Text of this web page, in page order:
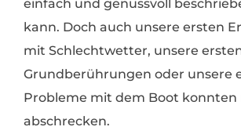
einfach und genussvoll
kann. Doch auch unsere ersten
mit Schlechtwetter, unsere
Grundberührungen oder unsere
Probleme mit dem Boot konnten
abschrecken.